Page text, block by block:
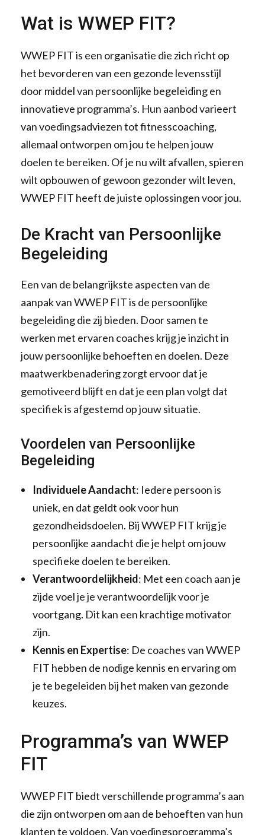
Wat is WWEP FIT?
WWEP FIT is een organisatie die zich richt op
het bevorderen van een gezonde levensstijl
door middel van persoonlijke begeleiding en
innovatieve programma’s. Hun aanbod varieert
van voedingsadviezen tot fitnesscoaching,
allemaal ontworpen om jou te helpen jouw
doelen te bereiken. Of je nu wilt afvallen, spieren
wilt opbouwen of gewoon gezonder wilt leven,
WWEP FIT heeft de juiste oplossingen voor jou.
De Kracht van Persoonlijke
Begeleiding
Een van de belangrijkste aspecten van de
aanpak van WWEP FIT is de persoonlijke
begeleiding die zij bieden. Door samen te
werken met ervaren coaches krijg je inzicht in
jouw persoonlijke behoeften en doelen. Deze
maatwerkbenadering zorgt ervoor dat je
gemotiveerd blijft en dat je een plan volgt dat
specifiek is afgestemd op jouw situatie.
Voordelen van Persoonlijke
Begeleiding
Individuele Aandacht: Iedere persoon is
uniek, en dat geldt ook voor hun
gezondheidsdoelen. Bij WWEP FIT krijg je
persoonlijke aandacht die je helpt om jouw
specifieke doelen te bereiken.
Verantwoordelijkheid: Met een coach aan je
zijde voel je je verantwoordelijk voor je
voortgang. Dit kan een krachtige motivator
zijn.
Kennis en Expertise: De coaches van WWEP
FIT hebben de nodige kennis en ervaring om
je te begeleiden bij het maken van gezonde
keuzes.
Programma’s van WWEP
FIT
WWEP FIT biedt verschillende programma’s aan
die zijn ontworpen om aan de behoeften van hun
klanten te voldoen. Van voedingsprogramma’s